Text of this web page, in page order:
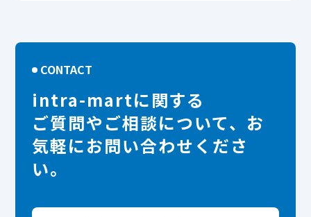
CONTACT
intra-martに関する
ご質問やご相談について、お
気軽にお問い合わせくださ
い。